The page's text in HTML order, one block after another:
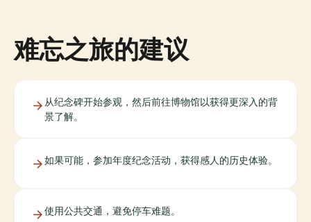
难忘之旅的建议
从纪念碑开始参观，然后前往博物馆以获得更深入的背
景了解。
如果可能，参加年度纪念活动，获得感人的历史体验。
使用公共交通，避免停车难题。